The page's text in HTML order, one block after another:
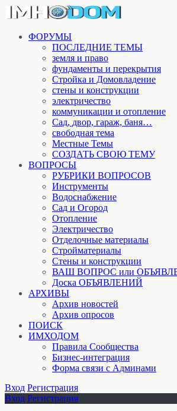
ФОРУМЫ
ПОСЛЕДНИЕ ТЕМЫ
земля и право
фундаменты и перекрытия
Стройка и Домовладение
стены и конструкции
электричество
коммуникации и отопление
Cад, двор, гараж, баня…
свободная тема
Местные Темы
СОЗДАТЬ СВОЮ ТЕМУ
ВОПРОСЫ
РУБРИКИ ВОПРОСОВ
Инструменты
Водоснабжение
Сад и Огород
Отопление
Электричество
Отделочные материалы
Стройматериалы
Стены и конструкции
ВАШ ВОПРОС или
Доска ОБЪЯВЛЕНИЙ
АРХИВЫ
Архив новостей
Архив опросов
ПОИСК
ИМХОДОМ
Правила Сообщества
Бизнес-интеграция
Форма связи с Админами
Вход Регистрация
Вход Регистрация